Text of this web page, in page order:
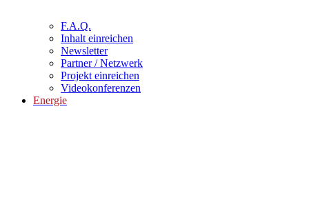
F.A.Q.
Inhalt einreichen
Newsletter
Partner / Netzwerk
Projekt einreichen
Videokonferenzen
Energie